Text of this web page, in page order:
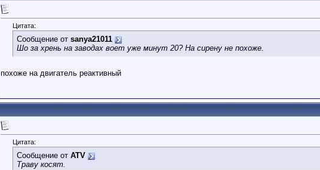
Цитата:
Сообщение от sanya21011
Шо за хрень на заводах воет уже минут 20? На сирену не похоже.
похоже на двигатель реактивный
Цитата:
Сообщение от ATV
Траву косят.